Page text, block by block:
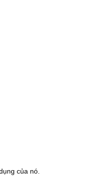
của nó.